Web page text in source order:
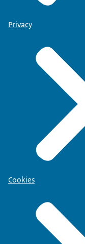
Privacy
Cookies